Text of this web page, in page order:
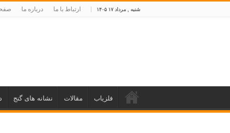
شنبه , مرداد ۱۷ ۱۴۰۵ ارتباط با ما درباره ما
فلزیاب مقالات نشانه های گنج